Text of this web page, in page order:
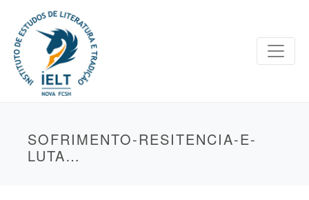
SOFRIMENTO-RESITENCIA-E-
LUTA…